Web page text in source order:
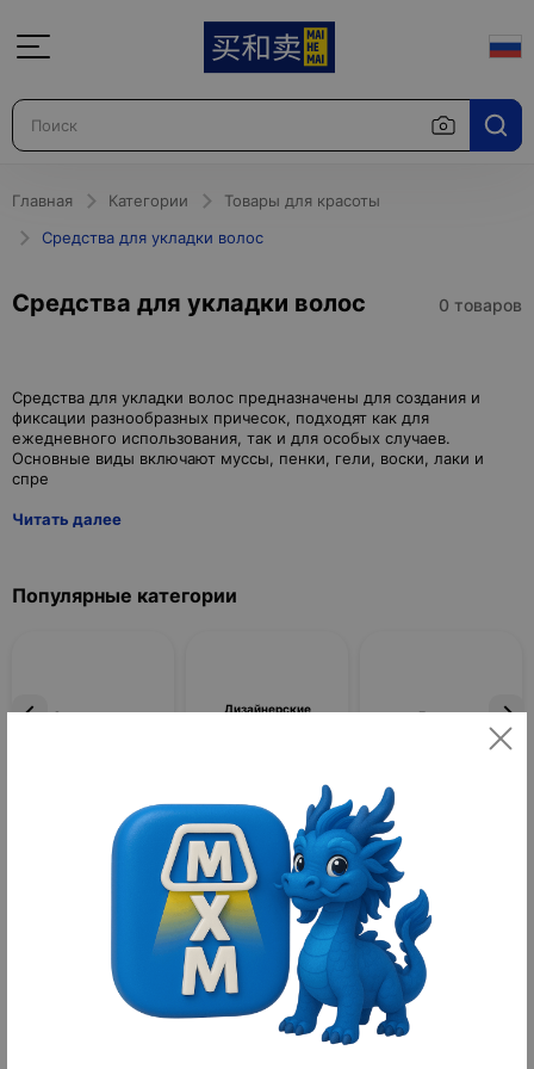
Главная Категории
Товары для красоты
Средства для укладки волос
Средства для укладки волос 0 товаров
Средства для укладки волос предназначены для создания и
фиксации разнообразных причесок, подходят как для
ежедневного использования, так и для особых случаев.
Основные виды включают муссы, пенки, гели, воски, лаки и
Читать далее
Популярные категории
Светильники
Дизайнерские
Люстры
Фильтры По популярности
Товаров не найдено
Средства для укладки волос
Средства для укладки волос — это специализированная